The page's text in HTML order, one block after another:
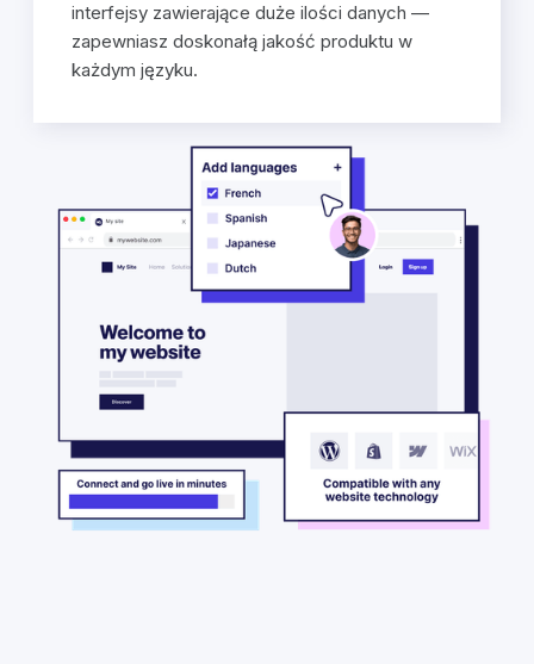
interfejsy zawierające duże ilości danych —
zapewniasz doskonałą jakość produktu w
każdym języku.